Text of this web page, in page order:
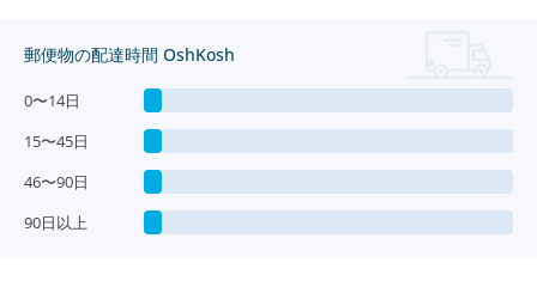
郵便物の配達時間 OshKosh
0〜14日
15〜45日
46〜90日
90日以上